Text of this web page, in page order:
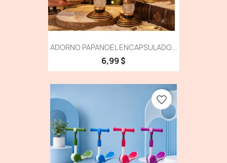
ADORNO PAPANOEL ENCAPSULADO...
6,99 $
favorite_border